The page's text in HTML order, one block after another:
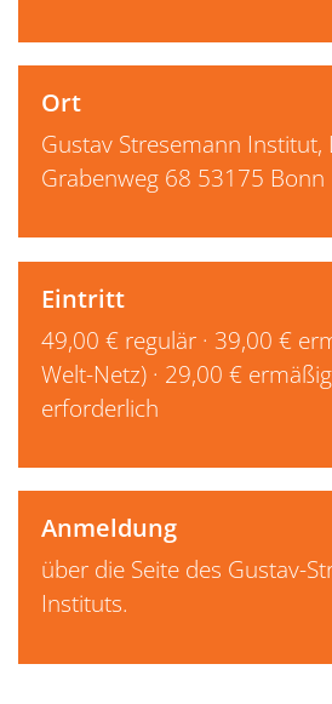
Ort
Gustav Stresemann Institut,
Grabenweg 68 53175 Bonn
Eintritt
49,00 € regulär · 39,00 €
Welt-Netz) · 29,00 €
erforderlich
Anmeldung
über die Seite des Gustav-
Instituts.